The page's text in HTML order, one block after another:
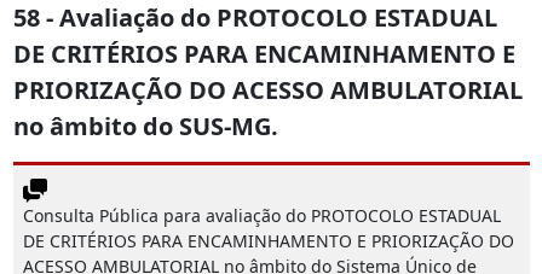
58 - Avaliação do PROTOCOLO ESTADUAL
DE CRITÉRIOS PARA ENCAMINHAMENTO E
PRIORIZAÇÃO DO ACESSO AMBULATORIAL
no âmbito do SUS-MG.
Consulta Pública para avaliação do PROTOCOLO ESTADUAL
DE CRITÉRIOS PARA ENCAMINHAMENTO E PRIORIZAÇÃO DO
ACESSO AMBULATORIAL no âmbito do Sistema Único de